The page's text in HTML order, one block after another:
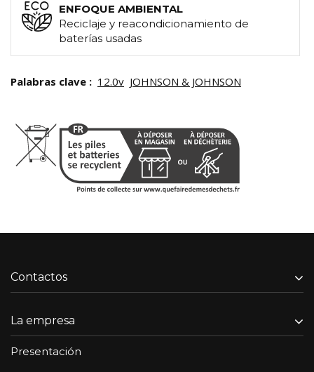
ENFOQUE AMBIENTAL
Reciclaje y reacondicionamiento de
baterías usadas
Palabras clave : 12.0v JOHNSON & JOHNSON
Contactos
La empresa
Presentación